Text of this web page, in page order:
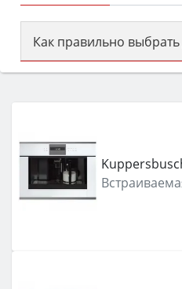
Как правильно
Сначала определитесь
затем смотрите на
функции (конвекция,
защита от детей).